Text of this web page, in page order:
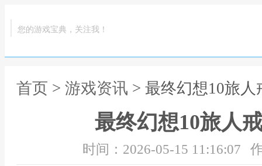
您的游戏宝典，关注我！
首页 > 游戏资讯 > 最终幻想10旅
最终幻想10旅人
时间：2026-05-15 11:16:07